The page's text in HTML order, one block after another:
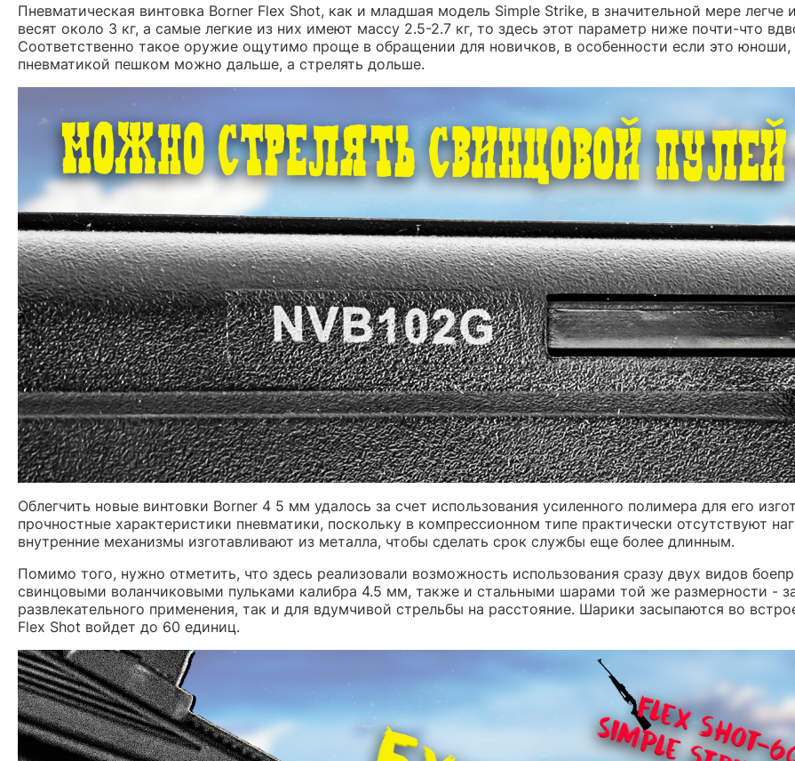
Пневматическая винтовка Borner Flex Shot, как и младшая модель Simple Strike, в значительной мере
весят около 3 кг, а самые легкие из них имеют массу 2.5-2.7 кг, то здесь этот параметр ниже почти-что
Соответственно такое оружие ощутимо проще в обращении для новичков, в особенности если это юноши,
пневматикой пешком можно дальше, а стрелять дольше.
Облегчить новые винтовки Borner 4 5 мм удалось за счет использования усиленного полимера для его
прочностные характеристики пневматики, поскольку в компрессионном типе практически отсутствуют
внутренние механизмы изготавливают из металла, чтобы сделать срок службы еще более длинным.
Помимо того, нужно отметить, что здесь реализовали возможность использования сразу двух видов
свинцовыми воланчиковыми пульками калибра 4.5 мм, также и стальными шарами той же размерности -
развлекательного применения, так и для вдумчивой стрельбы на расстояние. Шарики засыпаются во
Flex Shot войдет до 60 единиц.